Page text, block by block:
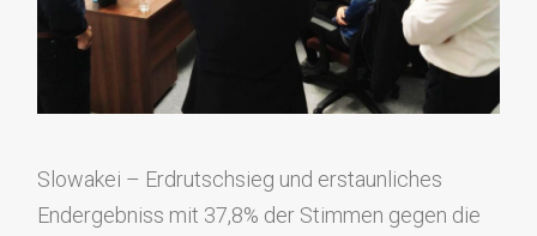
Slowakei – Erdrutschsieg und erstaunliches
Endergebniss mit 37,8% der Stimmen gegen die